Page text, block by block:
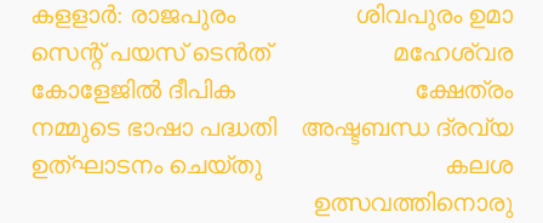
Post
navigation
കളളാര്‍: രാജപുരം
സെന്റ് പയസ് ടെന്‍ത്
കോളേജില്‍ ദീപിക
നമ്മുടെ ഭാഷാ പദ്ധതി
ഉത്ഘാടനം ചെയ്തു
ശിവപുരം ഉമാ
മഹേശ്വര
ക്ഷേത്രം
അഷ്ടബന്ധ ദ്രവ്യ
കലശ
ഉത്സവത്തിനൊരു